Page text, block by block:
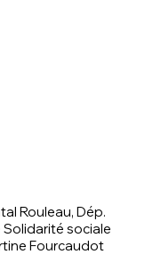
Rouleau, Dép.
sociale
Fourcaudot